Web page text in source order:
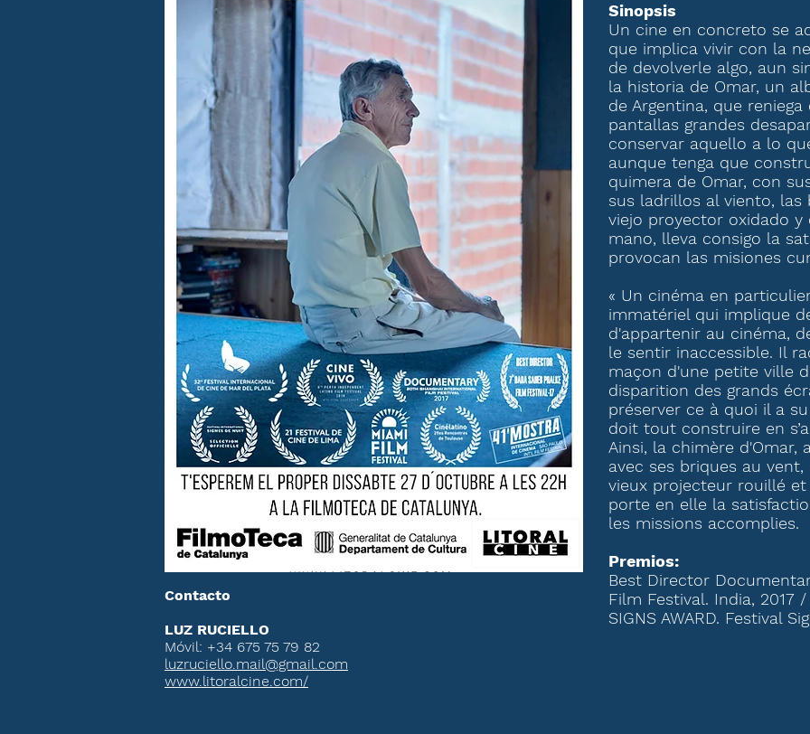
Sinopsis
Un cine en concreto se
que implica vivir con la
de devolverle algo, aun
la historia de Omar, un
de Argentina, que
pantallas grandes
conservar aquello a lo
aunque tenga que
quimera de Omar, con
sus ladrillos al viento, las
viejo proyector oxidado y
mano, lleva consigo la
provocan las misiones
« Un cinéma en
immatériel qui implique
d'appartenir au cinéma,
le sentir inaccessible. Il
maçon d'une petite ville
disparition des grands
préserver ce à quoi il a
doit tout construire en
Ainsi, la chimère d'Omar,
avec ses briques au
vieux projecteur rouillé
porte en elle la
les missions accomplies.
Premios:
Best Director
Film Festival. India, 2017 /
SIGNS AWARD. Festival
Contacto
LUZ RUCIELLO
Móvil: +34 675 75 79 82
luzruciello.mail@gmail.com
www.litoralcine.com/